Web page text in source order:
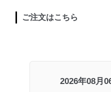
ご注文はこちら
2026年08月